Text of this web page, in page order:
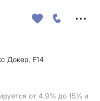
Докер, F14
от 4.9% до 15% и